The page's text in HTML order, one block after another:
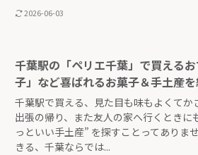
2026-06-03
千葉駅の「ペリエ千葉」で買える
子」など喜ばれるお菓子＆手土産
千葉駅で買える、見た目も味もよくて
出張の帰り、また友人の家へ行くときに
っといい手土産” を探すことってありま
きる、千葉ならでは...